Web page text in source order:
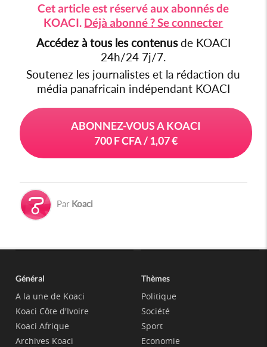
Cet article est réservé aux abonnés de
KOACI. Déjà abonné ? Se connecter
Accédez à tous les contenusde KOACI
24h/24 7j/7.
Soutenez les journalistes et la rédaction du
média panafricain indépendant KOACI
ABONNEZ-VOUS A KOACI
700 F CFA / 1,07 €
Par Koaci
Général
A la une de Koaci
Koaci Côte d'Ivoire
Koaci Afrique
Archives Koaci
Thèmes
Politique
Société
Sport
Economie